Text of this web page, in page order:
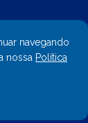
navegando
nossa Política